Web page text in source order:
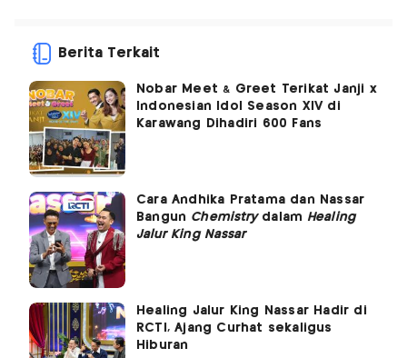
Berita Terkait
Nobar Meet & Greet Terikat Janji x
Indonesian Idol Season XIV di
Karawang Dihadiri 600 Fans
Cara Andhika Pratama dan Nassar
Bangun Chemistrydalam Healing
Jalur King Nassar
Healing Jalur King Nassar Hadir di
RCTI, Ajang Curhat sekaligus
Hiburan